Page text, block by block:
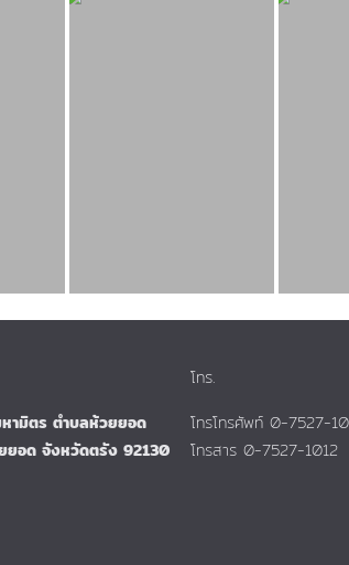
ามิตร ตำบลห้วยยอด
ยอด จังหวัดตรัง 92130
โทร.
โทรโทรศัพท์ 0-7527-
โทรสาร 0-7527-1012